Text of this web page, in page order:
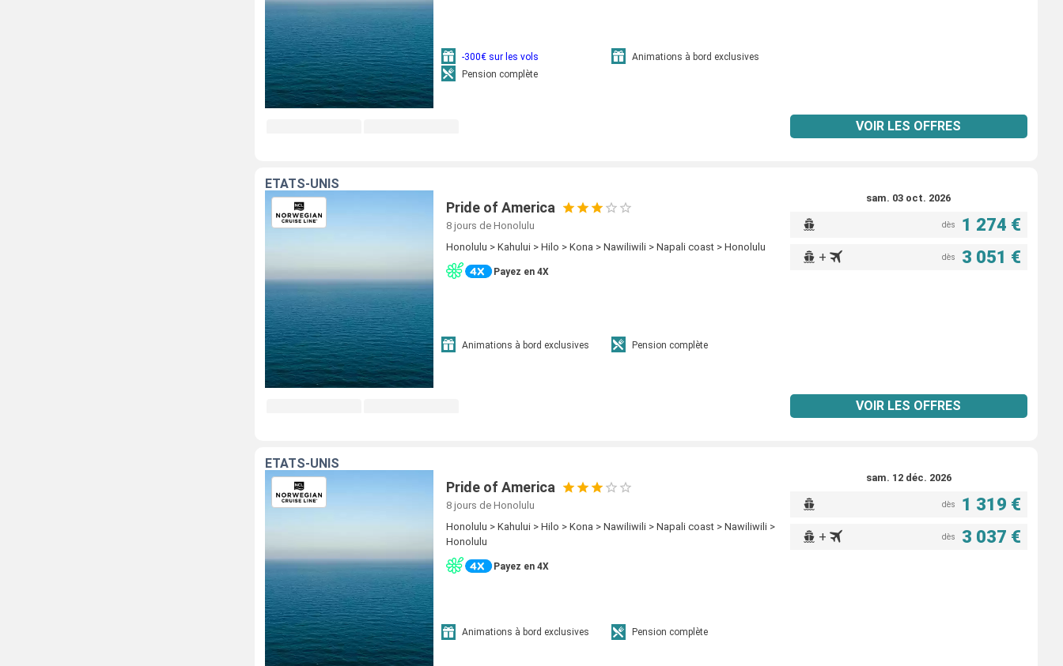
-300€ sur les vols
Animations à bord exclusives
Pension complète
VOIR LES OFFRES
ÉTATS-UNIS
Pride of America
8 jours de Honolulu
Honolulu > Kahului > Hilo > Kona > Nawiliwili > Napali coast > Honolulu
Payez en 4X
Animations à bord exclusives Pension complète
sam. 03 oct. 2026
dès 1 274 €
+ dès 3 051 €
VOIR LES OFFRES
ÉTATS-UNIS
Pride of America
8 jours de Honolulu
Honolulu > Kahului > Hilo > Kona > Nawiliwili > Napali coast > Nawiliwili >
Honolulu
Payez en 4X
Animations à bord exclusives Pension complète
sam. 12 déc. 2026
dès 1 319 €
+ dès 3 037 €